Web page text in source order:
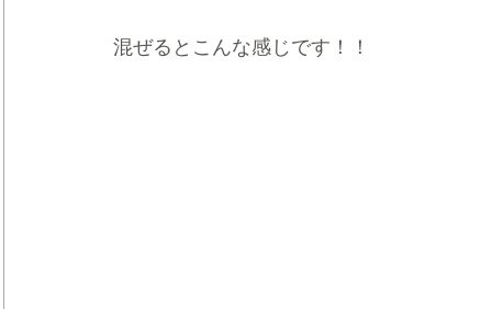
混ぜるとこんな感じです！！